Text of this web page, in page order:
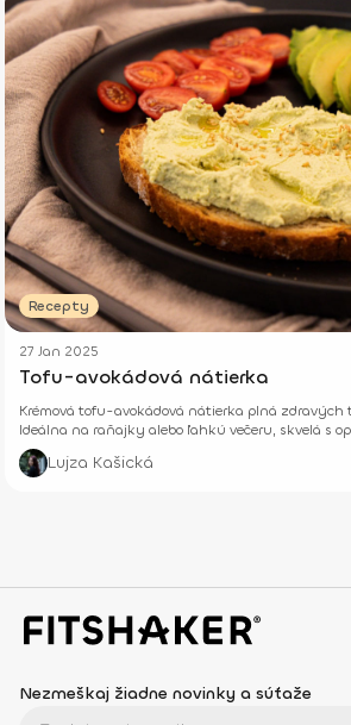
Recepty
27 Jan 2025
Tofu-avokádová nátierka
Krémová tofu-avokádová nátierka plná zdravých
Ideálna na raňajky alebo ľahkú večeru, skvelá s
chlebíkom a čerstvou zeleninou.
Lujza Kašická
Nezmeškaj žiadne novinky a súťaže